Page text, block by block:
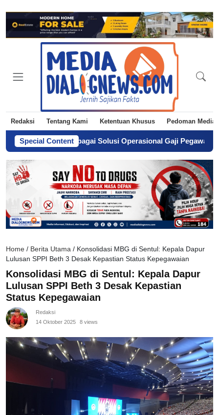
Redaksi Tentang Kami Ketentuan Khusus Pedoman Media
Special Content
sebagai Solusi Operasional Gaji Pegawai Pemda-
Home / Berita Utama / Konsolidasi MBG di Sentul: Kepala Dapur
Lulusan SPPI Beth 3 Desak Kepastian Status Kepegawaian
Konsolidasi MBG di Sentul: Kepala Dapur
Lulusan SPPI Beth 3 Desak Kepastian
Status Kepegawaian
Redaksi
14 Oktober 2025
8 views